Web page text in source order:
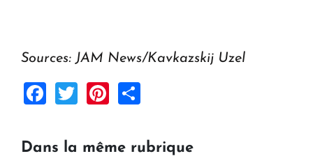
Sources: JAM News/Kavkazskij Uzel
Facebook
TwitterPinterest
Dans la même rubrique